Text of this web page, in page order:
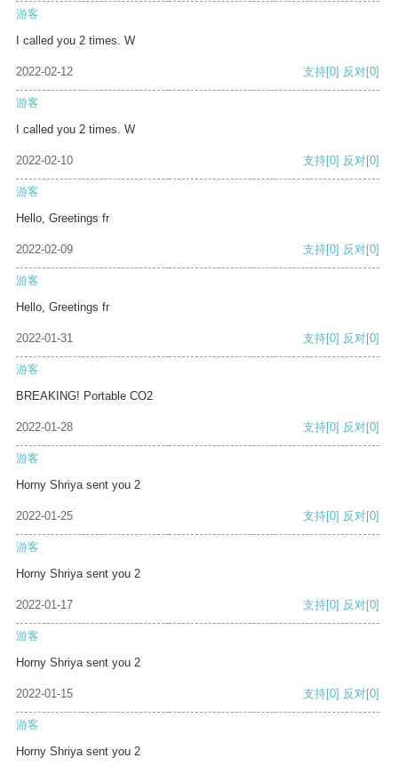
游客
I called you 2 times. W
2022-02-12 支持[0] 反对[0]
游客
I called you 2 times. W
2022-02-10 支持[0] 反对[0]
游客
Hello, Greetings fr
2022-02-09 支持[0] 反对[0]
游客
Hello, Greetings fr
2022-01-31 支持[0] 反对[0]
游客
BREAKING! Portable CO2
2022-01-28 支持[0] 反对[0]
游客
Horny Shriya sent you 2
2022-01-25 支持[0] 反对[0]
游客
Horny Shriya sent you 2
2022-01-17 支持[0] 反对[0]
游客
Horny Shriya sent you 2
2022-01-15 支持[0] 反对[0]
游客
Horny Shriya sent you 2